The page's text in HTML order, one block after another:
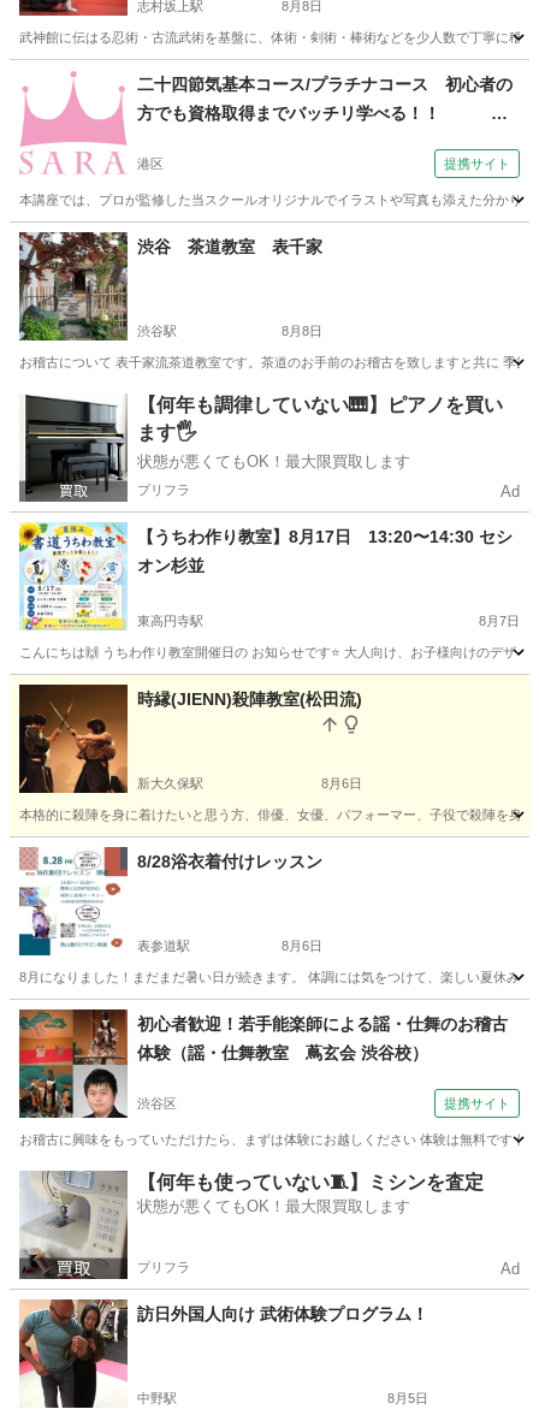
志村坂上駅 8月8日
武神館に伝はる忍術・古流武術を基盤に、体術・剣術・棒術などを少人数で丁寧に稽
志村坂上駅 忍術
二十四節気基本コース/プラチナコース 初心者の
方でも資格取得までバッチリ学べる！！
港区 提携サイト
本講座では、プロが監修した当スクールオリジナルでイラストや写真も添えた分かり
東京 港区 その他
渋谷 茶道教室 表千家
渋谷駅 8月8日
お稽古について 表千家流茶道教室です。茶道のお手前のお稽古を致しますと共に 季
東京 渋谷区 渋谷駅 茶道 表千家
【何年も調律していない🎹】ピアノを買い
ます🖐️
状態が悪くてもOK！最大限買取します
プリフラ Ad
【うちわ作り教室】8月17日 13:20〜14:30 セシ
オン杉並
東高円寺駅 8月7日
こんにちは🙌 うちわ作り教室開催日の お知らせです⭐️ 大人向け、お子様向けのデザ
東京 杉並区 東高円寺駅 書道 うちわ
時縁(JIENN)殺陣教室(松田流)
新大久保駅 8月6日
本格的に殺陣を身に着けたいと思う方、俳優、女優、パフォーマー、子役で殺陣を身
東京 新宿区 新大久保駅 日本芸能
8/28浴衣着付けレッスン
表参道駅 8月6日
8月になりました！まだまだ暑い日が続きます。 体調には気をつけて、楽しい夏休み
東京 港区 表参道駅 着付け 浴衣
初心者歓迎！若手能楽師による謡・仕舞のお稽古
体験（謡・仕舞教室 蔦玄会 渋谷校）
渋谷区 提携サイト
お稽古に興味をもっていただけたら、まずは体験にお越しください 体験は無料です
東京 渋谷区 日本舞踊
【何年も使っていない🧵】ミシンを査定
状態が悪くてもOK！最大限買取します
プリフラ Ad
訪日外国人向け 武術体験プログラム！
中野駅 8月5日